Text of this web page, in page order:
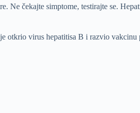
Ne čekajte simptome, testirajte se.
otkrio virus hepatitisa B i razvio